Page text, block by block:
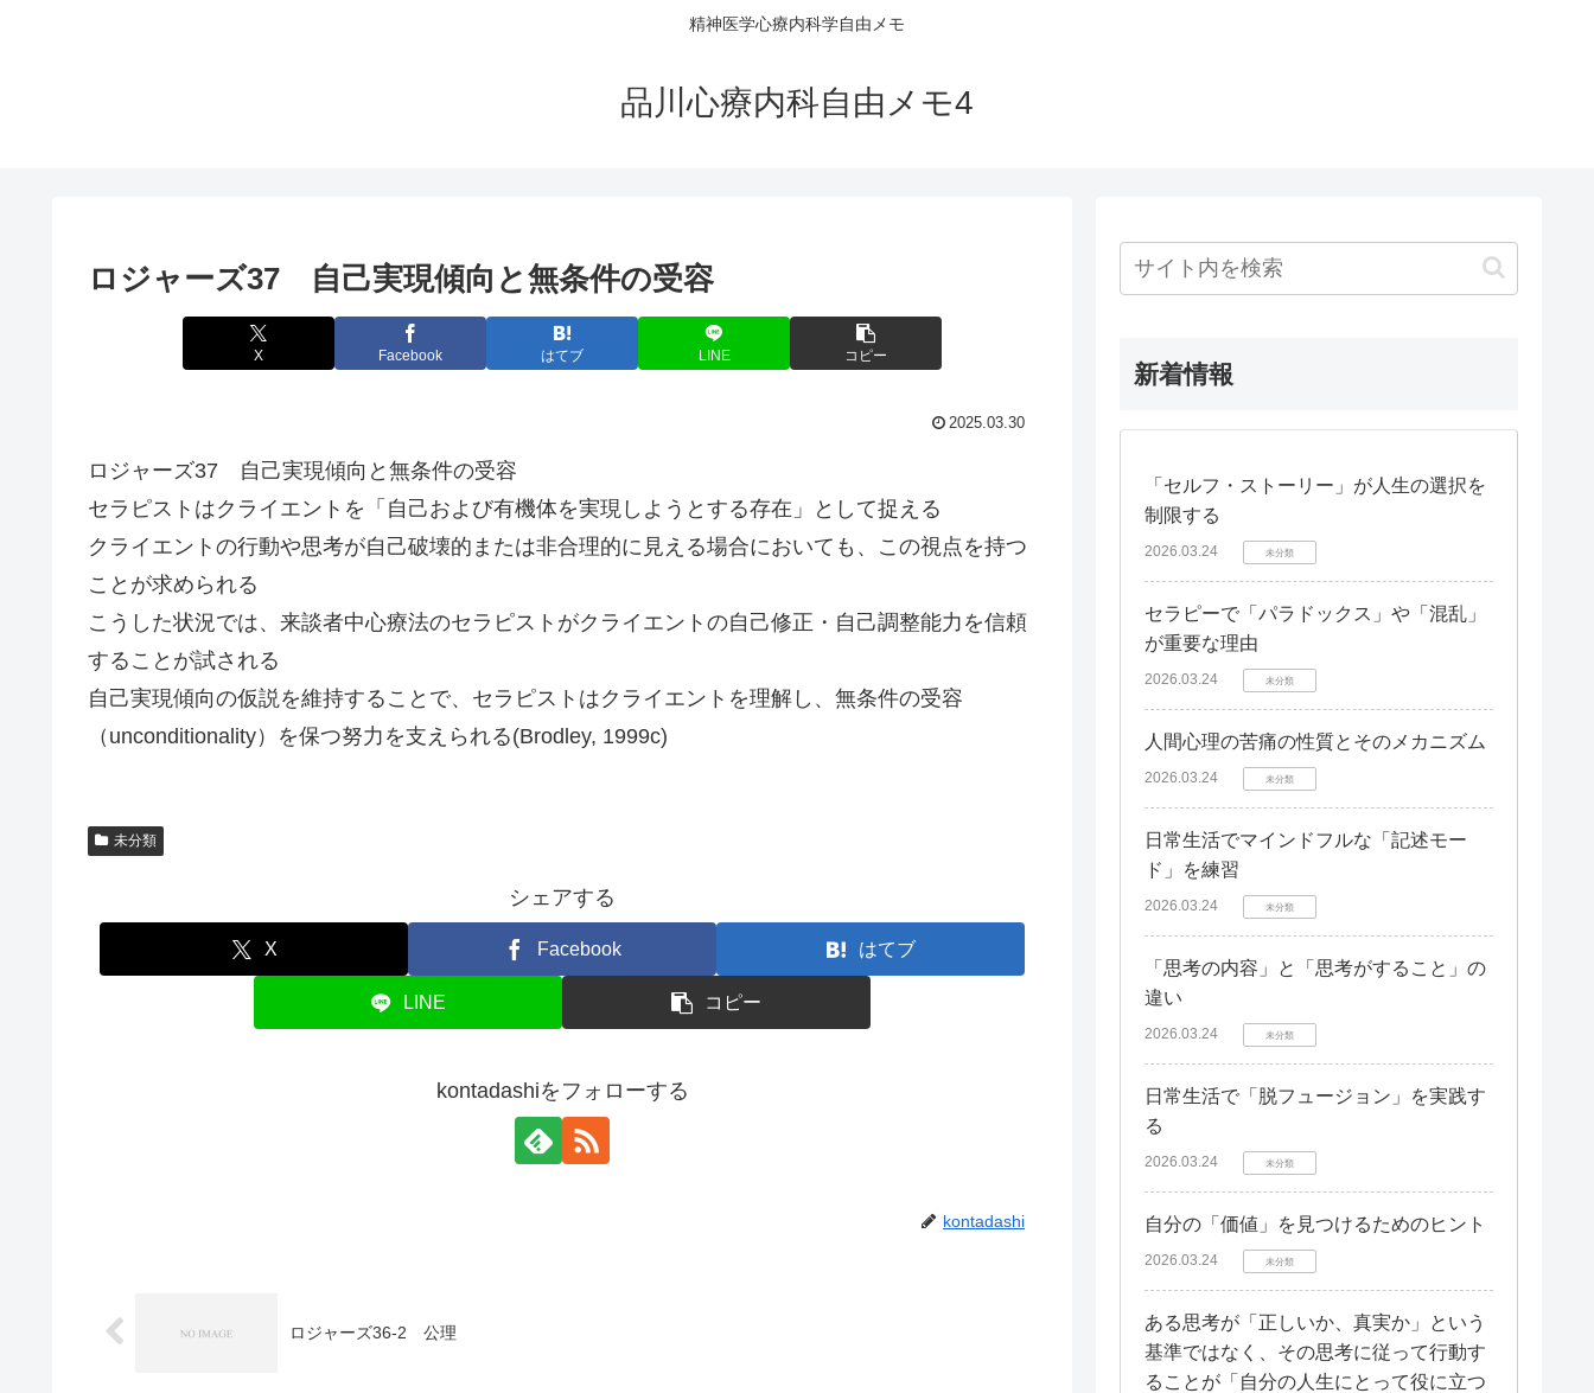
精神医学心療内科学自由メモ
品川心療内科自由メモ4
ロジャーズ37 自己実現傾向と無条件の受容
X Facebook はてブ LINE コピー
2025.03.30
ロジャーズ37 自己実現傾向と無条件の受容
セラピストはクライエントを「自己および有機体を実現しようとする存在」として捉える
クライエントの行動や思考が自己破壊的または非合理的に見える場合においても、この視点を持つ
ことが求められる
こうした状況では、来談者中心療法のセラピストがクライエントの自己修正・自己調整能力を信頼
することが試される
自己実現傾向の仮説を維持することで、セラピストはクライエントを理解し、無条件の受容
（unconditionality）を保つ努力を支えられる(Brodley, 1999c)
未分類
シェアする
X Facebook はてブ
LINE コピー
kontadashiをフォローする
kontadashi
ロジャーズ36-2 公理
新着情報
「セルフ・ストーリー」が人生の選択を
制限する
2026.03.24 未分類
セラピーで「パラドックス」や「混乱」
が重要な理由
2026.03.24 未分類
人間心理の苦痛の性質とそのメカニズム
2026.03.24 未分類
日常生活でマインドフルな「記述モー
ド」を練習
2026.03.24 未分類
「思考の内容」と「思考がすること」の
違い
2026.03.24 未分類
日常生活で「脱フュージョン」を実践す
る
2026.03.24 未分類
自分の「価値」を見つけるためのヒント
2026.03.24 未分類
ある思考が「正しいか、真実か」という
基準ではなく、その思考に従って行動す
ることが「自分の人生にとって役に立つ